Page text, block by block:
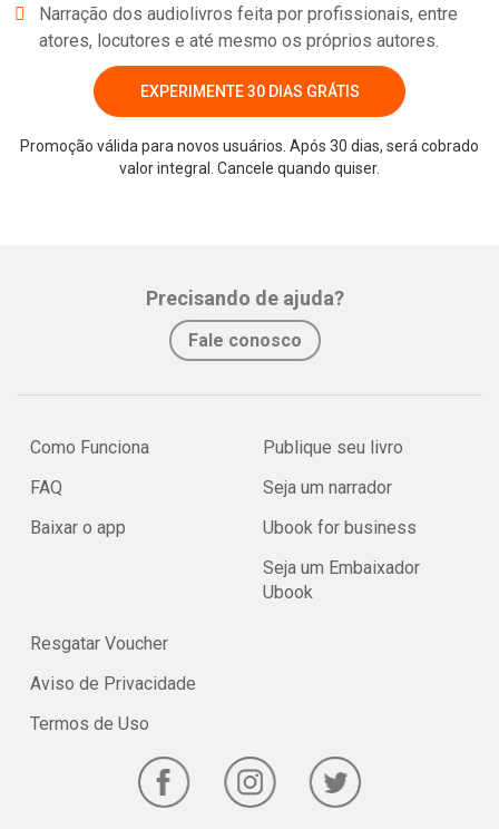
Narração dos audiolivros feita por profissionais, entre
atores, locutores e até mesmo os próprios autores.
EXPERIMENTE 30 DIAS GRÁTIS
Promoção válida para novos usuários. Após 30 dias, será cobrado
valor integral. Cancele quando quiser.
Precisando de ajuda?
Fale conosco
Como Funciona
FAQ
Baixar o app
Publique seu livro
Seja um narrador
Ubook for business
Seja um Embaixador
Ubook
Resgatar Voucher
Aviso de Privacidade
Termos de Uso